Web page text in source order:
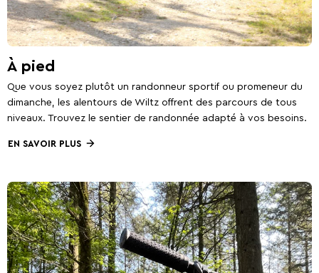
À pied
Que vous soyez plutôt un randonneur sportif ou promeneur du
dimanche, les alentours de Wiltz offrent des parcours de tous
niveaux. Trouvez le sentier de randonnée adapté à vos besoins.
EN SAVOIR PLUS